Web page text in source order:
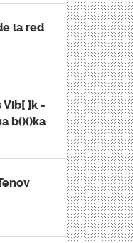
la red
Vib[ ]k -
b()()ka